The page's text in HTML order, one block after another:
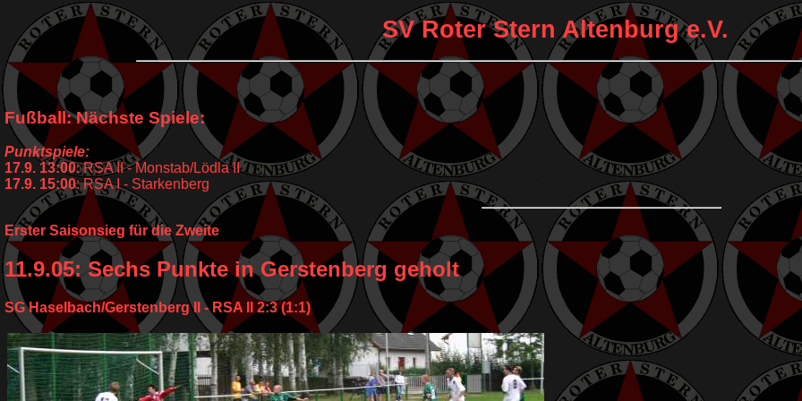
SV Roter Stern Altenburg e.V.
Fußball: Nächste Spiele:
Punktspiele:
17.9. 13:00: RSA II - Monstab/Lödla II
17.9. 15:00: RSA I - Starkenberg
Erster Saisonsieg für die Zweite
11.9.05: Sechs Punkte in Gerstenberg geholt
SG Haselbach/Gerstenberg II - RSA II 2:3 (1:1)